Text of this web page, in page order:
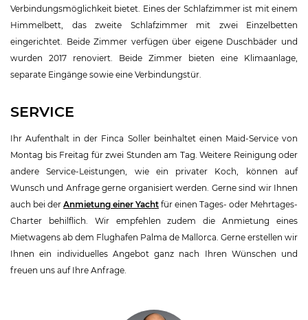
Verbindungsmöglichkeit bietet. Eines der Schlafzimmer ist mit einem
Himmelbett, das zweite Schlafzimmer mit zwei Einzelbetten
eingerichtet. Beide Zimmer verfügen über eigene Duschbäder und
wurden 2017 renoviert. Beide Zimmer bieten eine Klimaanlage,
separate Eingänge sowie eine Verbindungstür.
SERVICE
Ihr Aufenthalt in der Finca Soller beinhaltet einen Maid-Service von
Montag bis Freitag für zwei Stunden am Tag. Weitere Reinigung oder
andere Service-Leistungen, wie ein privater Koch, können auf
Wunsch und Anfrage gerne organisiert werden. Gerne sind wir Ihnen
auch bei der Anmietung einer Yacht für einen Tages- oder Mehrtages-
Charter behilflich. Wir empfehlen zudem die Anmietung eines
Mietwagens ab dem Flughafen Palma de Mallorca. Gerne erstellen wir
Ihnen ein individuelles Angebot ganz nach Ihren Wünschen und
freuen uns auf Ihre Anfrage.